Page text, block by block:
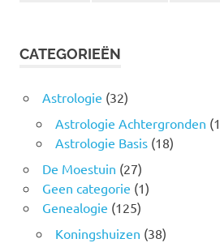
CATEGORIEËN
Astrologie (32)
Astrologie Achtergronden
Astrologie Basis(18)
De Moestuin (27)
Geen categorie (1)
Genealogie (125)
Koningshuizen (38)